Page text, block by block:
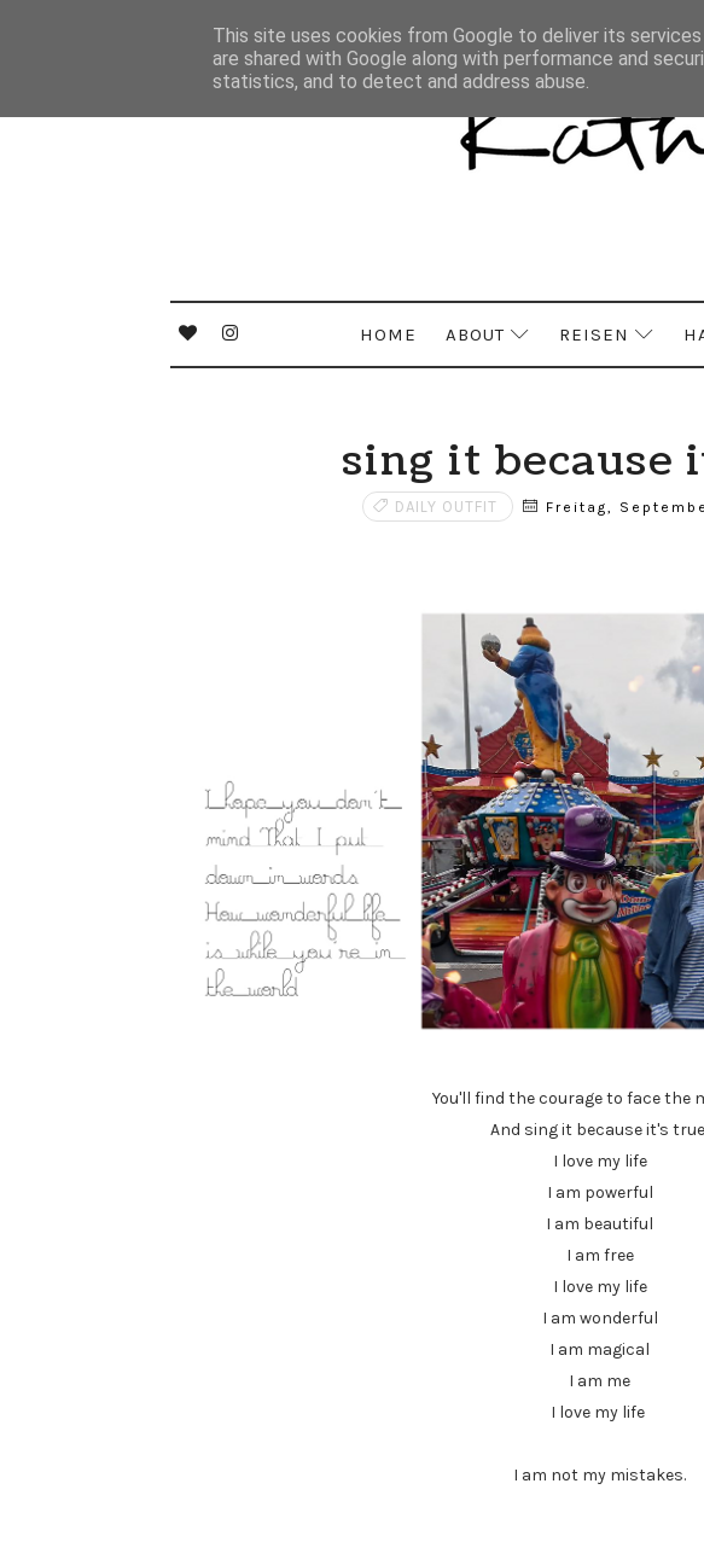
HOME ABOUT REISEN
sing it because
DAILY OUTFIT Freitag,
You'll find the courage to face the
And sing it because it's
I love my life
I am powerful
I am beautiful
I am free
I love my life
I am wonderful
I am magical
I am me
I love my life
I am not my mistakes.
This site uses cookies from Google to deliver its
are shared with Google along with performance and
statistics, and to detect and address abuse.